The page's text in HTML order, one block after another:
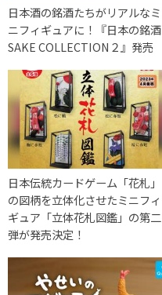
日本酒の銘酒たちがリアルなミ
ニフィギュアに！『日本の銘酒
SAKE COLLECTION２』発売
日本伝統カードゲーム「花札」
の図柄を立体化させたミニフィ
ギュア「立体花札図鑑」の第二
弾が発売決定！